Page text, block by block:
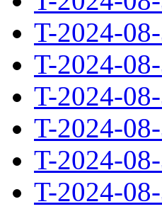
T-2024-
T-2024-
T-2024-
T-2024-
T-2024-
T-2024-